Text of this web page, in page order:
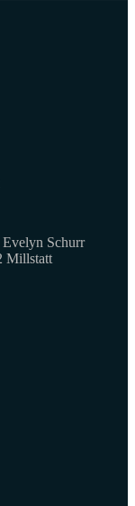
Schurr
Millstatt